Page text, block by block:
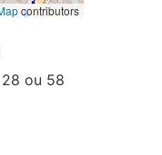
contributors
ou 58